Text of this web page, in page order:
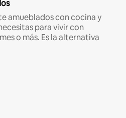
amueblados con cocina y
para vivir con
o más. Es la alternativa